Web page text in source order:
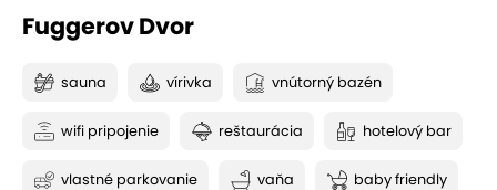
Fuggerov Dvor
sauna vírivka vnútorný bazén
wifi pripojenie reštaurácia hotelový bar
vlastné parkovanie vaňa baby friendly